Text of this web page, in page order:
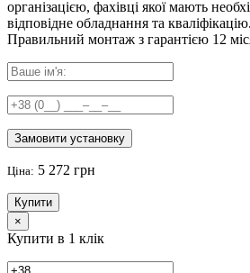
організацією, фахівці якої мають
відповідне обладнання та кваліфікацію.
Правильний монтаж з гарантією 12
Замовити установку
Ціна: 5 272 грн
Купити
×
Купити в 1 клік